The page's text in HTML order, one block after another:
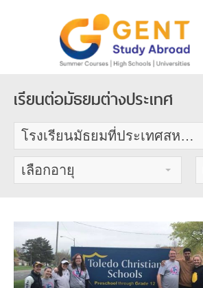
เรียนต่อมัธยมต่างประเทศ
โรงเรียนมัธยมที่ประเทศสหรัฐอเมริกา
เลือกอายุ